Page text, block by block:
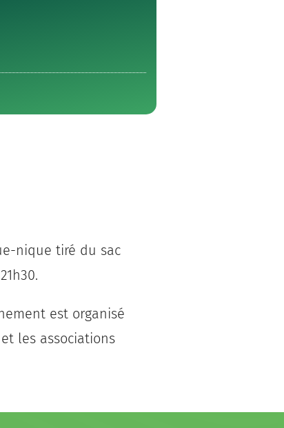
nique tiré du sac
est organisé
les associations